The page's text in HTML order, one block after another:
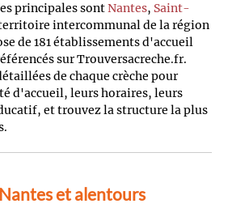
principales sontNantes, Saint-
territoire intercommunal de la région
de 181 établissements d'accueil
sur Trouversacreche.fr.
de chaque crèche pour
d'accueil, leurs horaires, leurs
et trouvez la structure la plus
et alentours